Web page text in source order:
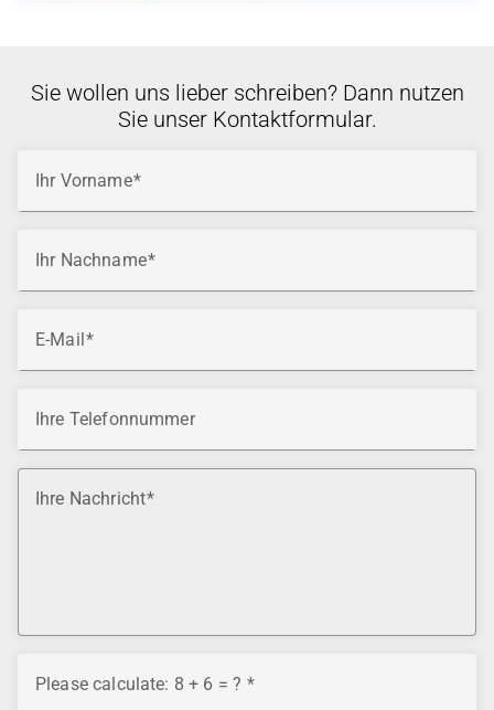
Sie wollen uns lieber schreiben? Dann nutzen
Sie unser Kontaktformular.
Ihr Vorname
Ihr Nachname
E-Mail
Ihre Telefonnummer
Ihre Nachricht
Please calculate: 8 + 6 = ?